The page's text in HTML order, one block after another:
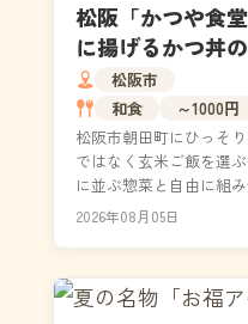
松阪「かつや食
に揚げるかつ丼
松阪市
和食
～1000円
松阪市朝田町にひっそ
ではなく玄米ご飯を選
に並ぶ惣菜と自由に組
力です。看板のカツ丼
2026年08月05日